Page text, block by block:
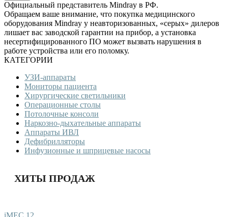
Официальный представитель Mindray в РФ.
Обращаем ваше внимание, что покупка медицинского
оборудования Mindray у неавторизованных, «серых» дилеров
лишает вас заводской гарантии на прибор, а установка
несертифицированного ПО может вызвать нарушения в
работе устройства или его поломку.
КАТЕГОРИИ
УЗИ-аппараты
Мониторы пациента
Хирургические светильники
Операционные столы
Потолочные консоли
Наркозно-дыхательные аппараты
Аппараты ИВЛ
Дефибрилляторы
Инфузионные и шприцевые насосы
ХИТЫ ПРОДАЖ
iMEC 12